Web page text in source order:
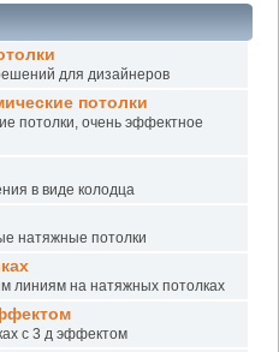
для дизайнеров
потолки
потолки, очень эффектное
в виде колодца
натяжные потолки
линиям на натяжных потолках
с 3 д эффектом